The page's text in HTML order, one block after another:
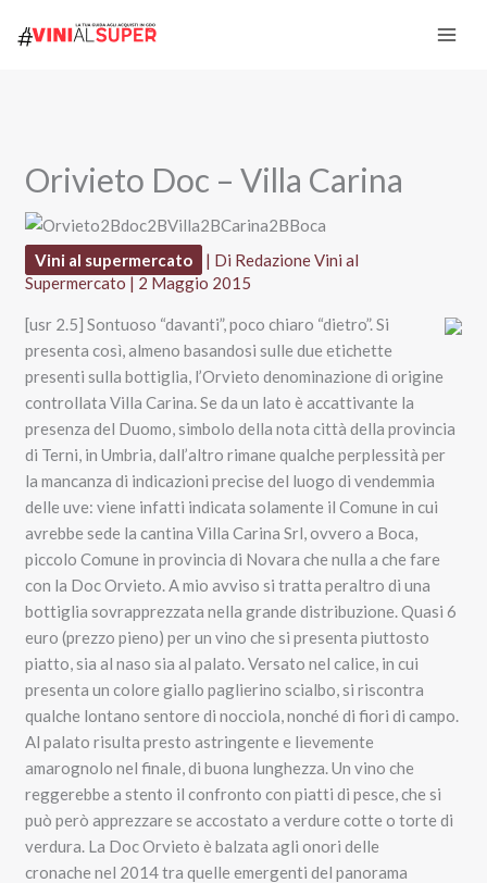
Orivieto Doc – Villa Carina
Vini al supermercato | Di Redazione Vini al
Supermercato | 2 Maggio 2015
[usr 2.5] Sontuoso “davanti”, poco chiaro “dietro”. Si
presenta così, almeno basandosi sulle due etichette
presenti sulla bottiglia, l’Orvieto denominazione di origine
controllata Villa Carina. Se da un lato è accattivante la
presenza del Duomo, simbolo della nota città della provincia
di Terni, in Umbria, dall’altro rimane qualche perplessità per
la mancanza di indicazioni precise del luogo di vendemmia
delle uve: viene infatti indicata solamente il Comune in cui
avrebbe sede la cantina Villa Carina Srl, ovvero a Boca,
piccolo Comune in provincia di Novara che nulla a che fare
con la Doc Orvieto. A mio avviso si tratta peraltro di una
bottiglia sovrapprezzata nella grande distribuzione. Quasi 6
euro (prezzo pieno) per un vino che si presenta piuttosto
piatto, sia al naso sia al palato. Versato nel calice, in cui
presenta un colore giallo paglierino scialbo, si riscontra
qualche lontano sentore di nocciola, nonché di fiori di campo.
Al palato risulta presto astringente e lievemente
amarognolo nel finale, di buona lunghezza. Un vino che
reggerebbe a stento il confronto con piatti di pesce, che si
può però apprezzare se accostato a verdure cotte o torte di
verdura. La Doc Orvieto è balzata agli onori delle
cronache nel 2014 tra quelle emergenti del panorama